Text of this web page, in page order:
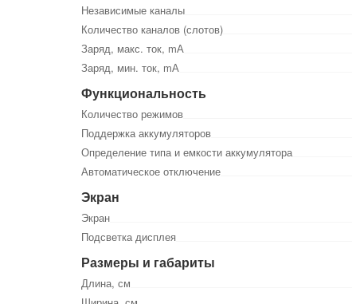
Независимые каналы
Количество каналов (слотов)
Заряд, макс. ток, mА
Заряд, мин. ток, mА
Функциональность
Количество режимов
Поддержка аккумуляторов
Определение типа и емкости аккумулятора
Автоматическое отключение
Экран
Экран
Подсветка дисплея
Размеры и габариты
Длина, см